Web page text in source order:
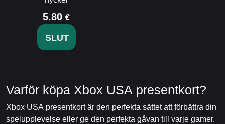
5.80 €
SLUT
Varför köpa Xbox USA presentkort?
Xbox USA presentkort är den perfekta sättet att förbättra din
spelupplevelse eller ge den perfekta gåvan till varje gamer.